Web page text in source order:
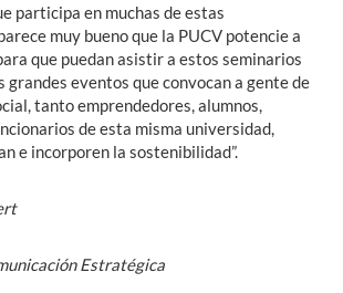
participa en muchas de estas
muy bueno que la PUCV potencie a
que puedan asistir a estos seminarios
grandes eventos que convocan a gente de
tanto emprendedores, alumnos,
de esta misma universidad,
e incorporen la sostenibilidad”.
Estratégica